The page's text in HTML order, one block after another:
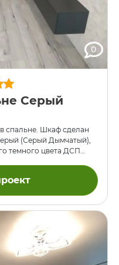
0
Серый
спальне. Шкаф сделан
(Серый Дымчатый),
темного цвета ДСП
TV на стене,
Все дверцы, включая
нажатием с
Направляющие ящики
тумба